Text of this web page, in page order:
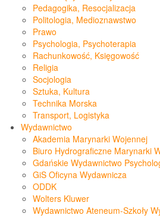
Pedagogika, Resocjalizacja
Politologia, Medioznawstwo
Prawo
Psychologia, Psychoterapia
Rachunkowość, Księgowość
Religia
Socjologia
Sztuka, Kultura
Technika Morska
Transport, Logistyka
Wydawnictwo
Akademia Marynarki Wojennej
Biuro Hydrograficzne Marynarki
Gdańskie Wydawnictwo
GiS Oficyna Wydawnicza
ODDK
Wolters Kluwer
Wydawnictwo Ateneum-Szkoły